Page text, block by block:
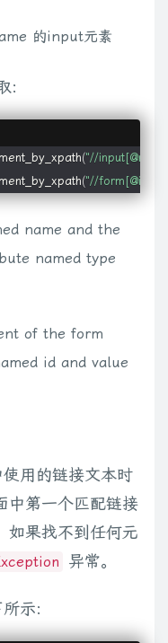
的input元素
:
("//
("//
name and the
named type
of the form
id and value
用的链接文本时
中第一个匹配链接
如果找不到任何元
异常。
示: